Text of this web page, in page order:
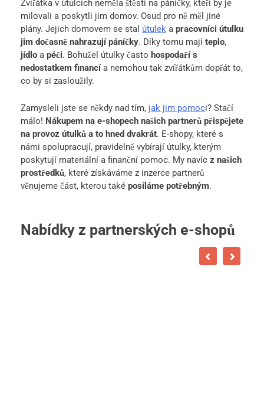
Zvířátka v útulcích neměla štěstí na páníčky, kteří by je
milovali a poskytli jim domov. Osud pro ně měl jiné
plány. Jejich domovem se stal útulek a pracovníci útulku
jim dočasně nahrazují páníčky. Díky tomu mají teplo,
jídlo a péči. Bohužel útulky často hospodaří s
nedostatkem financía nemohou tak zvířátkům dopřát to,
co by si zasloužily.
Zamysleli jste se někdy nad tím, jak jim pomoci? Stačí
málo! Nákupem na e-shopech našich partnerů přispějete
na provoz útulků a to hned dvakrát. E-shopy, které s
námi spolupracují, pravidelně vybírají útulky, kterým
poskytují materiální a finanční pomoc. My navíc z našich
prostředků, které získáváme z inzerce partnerů
věnujeme část, kterou také posíláme potřebným.
Nabídky z partnerských e-shopů